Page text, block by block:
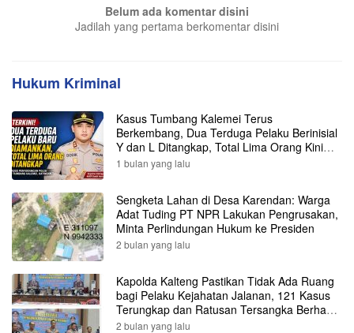
Belum ada komentar disini
Jadilah yang pertama berkomentar disini
Hukum Kriminal
Kasus Tumbang Kalemei Terus
Berkembang, Dua Terduga Pelaku Berinisial
Y dan L Ditangkap, Total Lima Orang Kini
Diamankan Polisi
1 bulan yang lalu
Sengketa Lahan di Desa Karendan: Warga
Adat Tuding PT NPR Lakukan Pengrusakan,
Minta Perlindungan Hukum ke Presiden
2 bulan yang lalu
Kapolda Kalteng Pastikan Tidak Ada Ruang
bagi Pelaku Kejahatan Jalanan, 121 Kasus
Terungkap dan Ratusan Tersangka Berhasil
Dibekuk
2 bulan yang lalu